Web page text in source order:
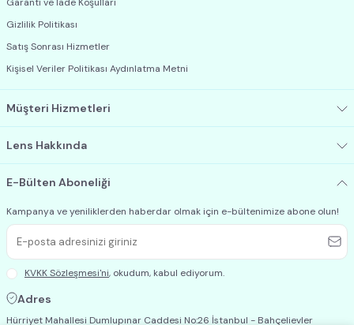
Garanti ve İade Koşulları
Gizlilik Politikası
Satış Sonrası Hizmetler
Kişisel Veriler Politikası Aydınlatma Metni
Müşteri Hizmetleri
Lens Hakkında
E-Bülten Aboneliği
Kampanya ve yeniliklerden haberdar olmak için e-bültenimize abone olun!
KVKK Sözleşmesi'ni, okudum, kabul ediyorum.
Adres
Hürriyet Mahallesi Dumlupınar Caddesi No:26 İstanbul - Bahçelievler